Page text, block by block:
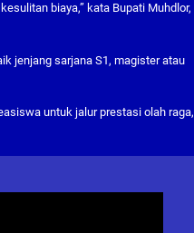
biaya,” kata Bupati Muhdlor,
jenjang sarjana S1, magister atau
untuk jalur prestasi olah raga,